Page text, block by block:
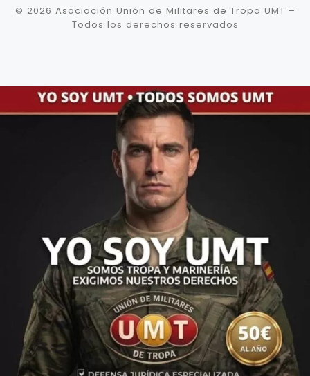
© 2026 Asociación Unión de Militares de Tropa UMT –
Todos los derechos reservados